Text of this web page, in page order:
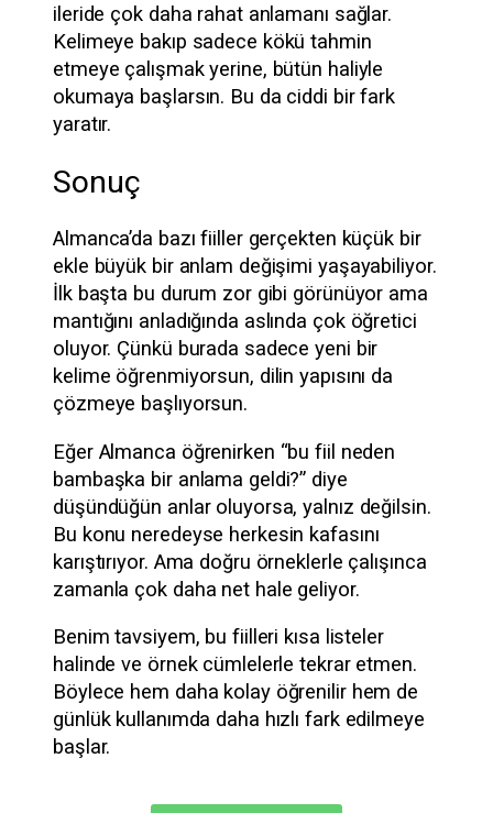
ileride çok daha rahat anlamanı sağlar.
Kelimeye bakıp sadece kökü tahmin
etmeye çalışmak yerine, bütün haliyle
okumaya başlarsın. Bu da ciddi bir fark
yaratır.
Sonuç
Almanca’da bazı fiiller gerçekten küçük bir
ekle büyük bir anlam değişimi yaşayabiliyor.
İlk başta bu durum zor gibi görünüyor ama
mantığını anladığında aslında çok öğretici
oluyor. Çünkü burada sadece yeni bir
kelime öğrenmiyorsun, dilin yapısını da
çözmeye başlıyorsun.
Eğer Almanca öğrenirken “bu fiil neden
bambaşka bir anlama geldi?” diye
düşündüğün anlar oluyorsa, yalnız değilsin.
Bu konu neredeyse herkesin kafasını
karıştırıyor. Ama doğru örneklerle çalışınca
zamanla çok daha net hale geliyor.
Benim tavsiyem, bu fiilleri kısa listeler
halinde ve örnek cümlelerle tekrar etmen.
Böylece hem daha kolay öğrenilir hem de
günlük kullanımda daha hızlı fark edilmeye
başlar.